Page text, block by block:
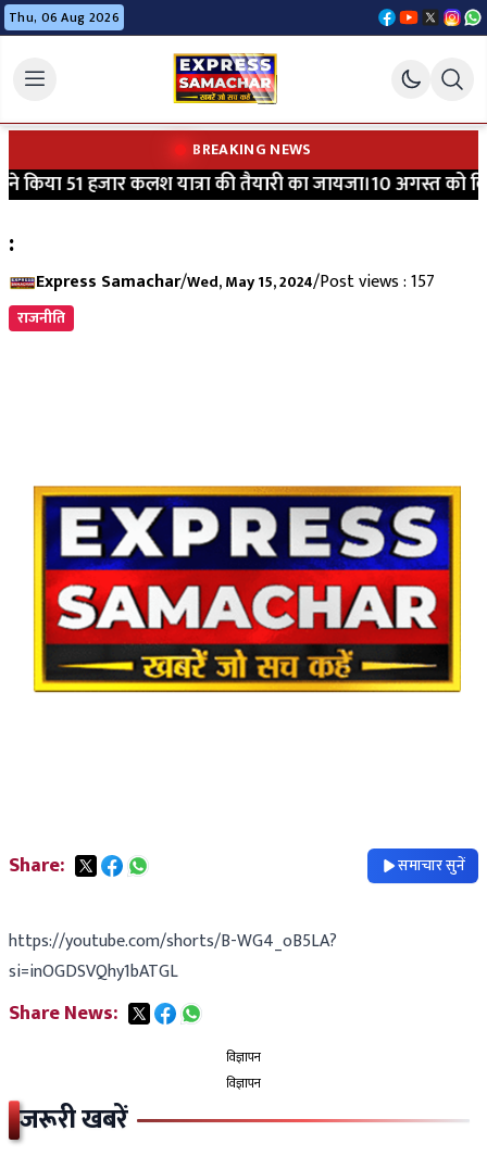
Thu, 06 Aug 2026
BREAKING NEWS
51 हजार कलश यात्रा की तैयारी का जायजा।10 अगस्त को
:
Express Samachar/Wed, May 15, 2024/Post views : 157
राजनीति
Share: समाचार सुनें
https://youtube.com/shorts/B-WG4_oB5LA?
si=inOGDSVQhy1bATGL
Share News:
विज्ञापन
विज्ञापन
जरूरी खबरें